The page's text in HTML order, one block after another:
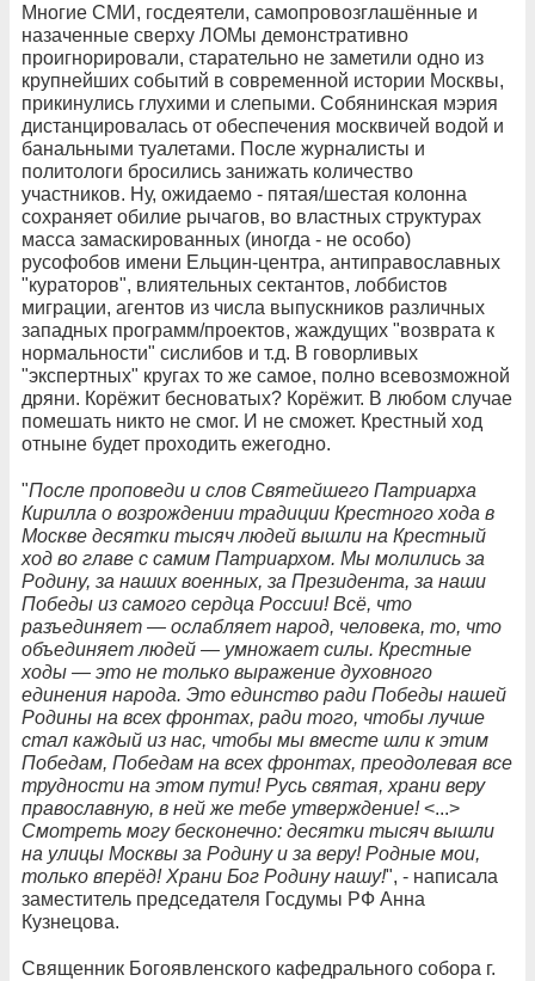
Многие СМИ, госдеятели, самопровозглашённые и
назаченные сверху ЛОМы демонстративно
проигнорировали, старательно не заметили одно из
крупнейших событий в современной истории Москвы,
прикинулись глухими и слепыми. Собянинская мэрия
дистанцировалась от обеспечения москвичей водой и
банальными туалетами. После журналисты и
политологи бросились занижать количество
участников. Ну, ожидаемо - пятая/шестая колонна
сохраняет обилие рычагов, во властных структурах
масса замаскированных (иногда - не особо)
русофобов имени Ельцин-центра, антиправославных
"кураторов", влиятельных сектантов, лоббистов
миграции, агентов из числа выпускников различных
западных программ/проектов, жаждущих "возврата к
нормальности" сислибов и т.д. В говорливых
"экспертных" кругах то же самое, полно всевозможной
дряни. Корёжит бесноватых? Корёжит. В любом случае
помешать никто не смог. И не сможет. Крестный ход
отныне будет проходить ежегодно.
"После проповеди и слов Святейшего Патриарха
Кирилла о возрождении традиции Крестного хода в
Москве десятки тысяч людей вышли на Крестный
ход во главе с самим Патриархом. Мы молились за
Родину, за наших военных, за Президента, за наши
Победы из самого сердца России! Всё, что
разъединяет — ослабляет народ, человека, то, что
объединяет людей — умножает силы. Крестные
ходы — это не только выражение духовного
единения народа. Это единство ради Победы нашей
Родины на всех фронтах, ради того, чтобы лучше
стал каждый из нас, чтобы мы вместе шли к этим
Победам, Победам на всех фронтах, преодолевая все
трудности на этом пути! Русь святая, храни веру
православную, в ней же тебе утверждение!<...>
Смотреть могу бесконечно: десятки тысяч вышли
на улицы Москвы за Родину и за веру! Родные мои,
только вперёд! Храни Бог Родину нашу!", - написала
заместитель председателя Госдумы РФ Анна
Кузнецова.
Священник Богоявленского кафедрального собора г.